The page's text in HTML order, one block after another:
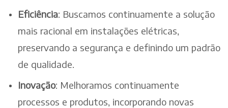
Eficiência: Buscamos continuamente a solução
mais racional em instalações elétricas,
preservando a segurança e definindo um padrão
de qualidade.
Inovação: Melhoramos continuamente
processos e produtos, incorporando novas